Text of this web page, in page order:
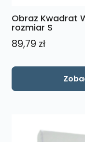
Obraz Kwadrat
rozmiar S
89,79 zł